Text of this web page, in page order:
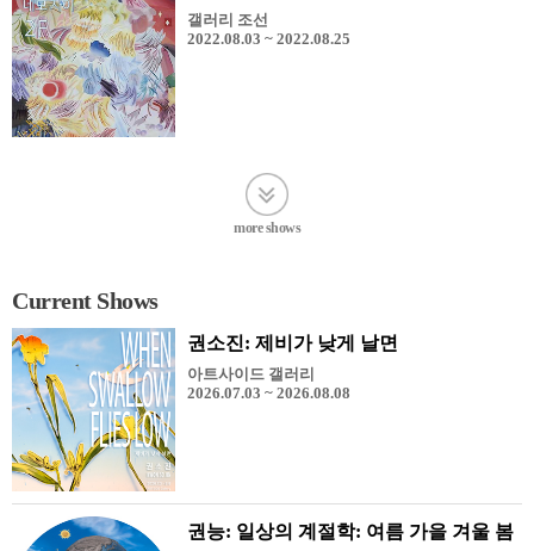
갤러리 조선
2022.08.03 ~ 2022.08.25
more shows
Current Shows
권소진: 제비가 낮게 날면
아트사이드 갤러리
2026.07.03 ~ 2026.08.08
권능: 일상의 계절학: 여름 가을 겨울 봄